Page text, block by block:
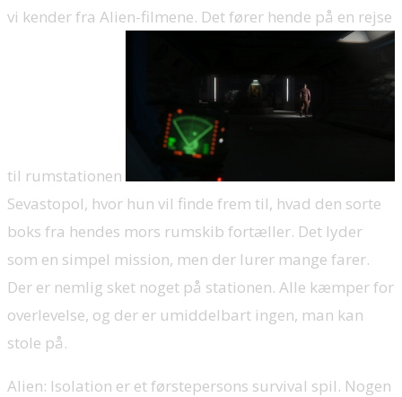
vi kender fra Alien-filmene. Det fører hende på en rejse
til rumstationen
Sevastopol, hvor hun vil finde frem til, hvad den sorte
boks fra hendes mors rumskib fortæller. Det lyder
som en simpel mission, men der lurer mange farer.
Der er nemlig sket noget på stationen. Alle kæmper for
overlevelse, og der er umiddelbart ingen, man kan
stole på.
Alien: Isolation er et førstepersons survival spil. Nogen